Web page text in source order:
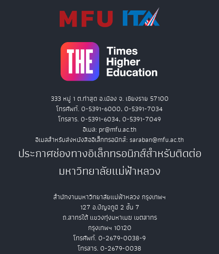
333 หมู่ 1 ต.ท่าสุด อ.เมือง จ. เชียงราย 57100
โทรศัพท์. 0-5391-6000, 0-5391-7034
โทรสาร. 0-5391-6034, 0-5391-7049
อีเมล: pr@mfu.ac.th
อีเมลสำหรับส่งหนังสืออิเล็กทรอนิกส์: saraban@mfu.ac.th
ประกาศช่องทางอิเล็กทรอนิกส์สำหรับติดต่อ
มหาวิทยาลัยแม่ฟ้าหลวง
สำนักงานมหาวิทยาลัยแม่ฟ้าหลวง กรุงเทพฯ
127 อ.ปัญจภูมิ 2 ชั้น 7
ถ.สาทรใต้ แขวงทุ่งมหาเมฆ เขตสาทร
กรุงเทพฯ 10120
โทรศัพท์. 0-2679-0038-9
โทรสาร. 0-2679-0038